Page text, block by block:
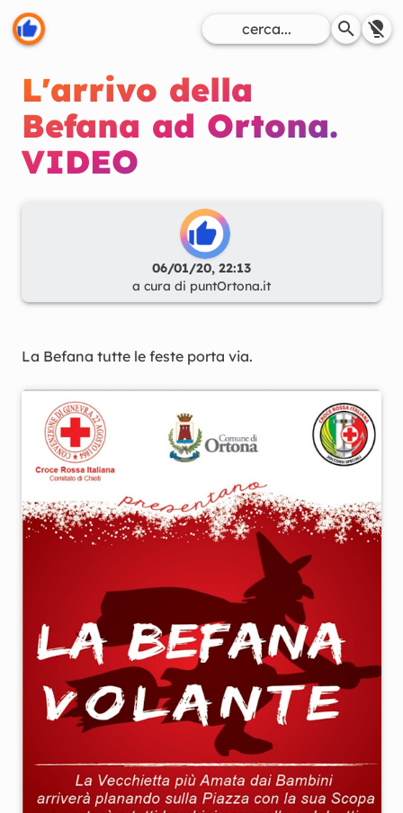
L'arrivo della
Befana ad Ortona.
VIDEO
06/01/20, 22:13
a cura di puntOrtona.it
La Befana tutte le feste porta via.